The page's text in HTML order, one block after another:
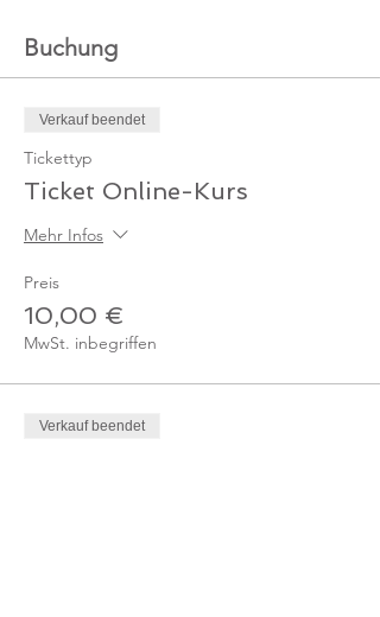
Buchung
Verkauf beendet
Tickettyp
Ticket Online-Kurs
Mehr Infos
Preis
10,00 €
MwSt. inbegriffen
Verkauf beendet